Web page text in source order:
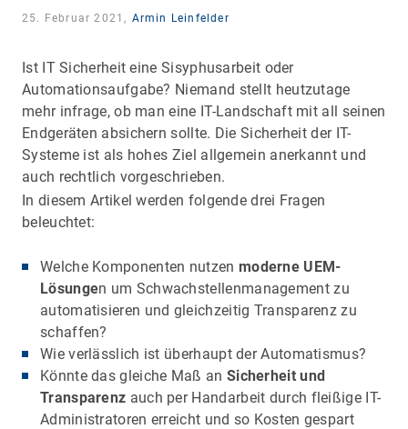
25. Februar 2021, Armin Leinfelder
Ist IT Sicherheit eine Sisyphusarbeit oder
Automationsaufgabe? Niemand stellt heutzutage
mehr infrage, ob man eine IT-Landschaft mit all seinen
Endgeräten absichern sollte. Die Sicherheit der IT-
Systeme ist als hohes Ziel allgemein anerkannt und
auch rechtlich vorgeschrieben.
In diesem Artikel werden folgende drei Fragen
beleuchtet:
Welche Komponenten nutzen moderne UEM-
Lösungen um Schwachstellenmanagement zu
automatisieren und gleichzeitig Transparenz zu
schaffen?
Wie verlässlich ist überhaupt der Automatismus?
Könnte das gleiche Maß an Sicherheit und
Transparenz auch per Handarbeit durch fleißige IT-
Administratoren erreicht und so Kosten gespart